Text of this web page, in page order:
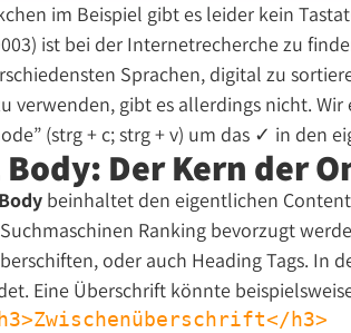
im Beispiel gibt es leider kein
ist bei der Internetrecherche zu
Sprachen, digital zu
verwenden, gibt es allerdings nicht.
(strg + c; strg + v) um das ✓ in den
Body: Der Kern der
beinhaltet den eigentlichen
Ranking bevorzugt
oder auch Heading Tags. In
Eine Überschrift könnte
h3>